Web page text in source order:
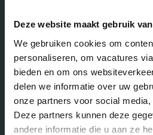
Deze website maakt gebruik
We gebruiken cookies om
personaliseren, om vacatures
bieden en om ons
delen we informatie over uw
onze partners voor social media,
Deze partners kunnen deze
andere informatie die u aan ze
Schrijf je in en we
Job Alert